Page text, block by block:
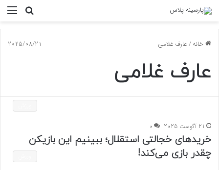
جستجو
خانه/عارف غلامی 2025/08/21
عارف غلامی
21 آگوست 2025 0
خریدهای خجالتی استقلال؛ ببینیم این بازیکن
چقدر بازی می‌کند!